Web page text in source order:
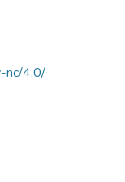
nc/4.0/